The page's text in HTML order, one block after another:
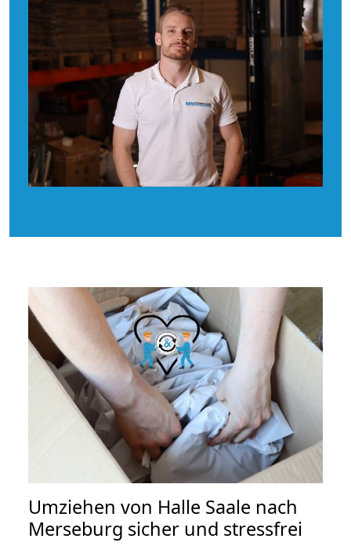
Umziehen von Halle Saale nach
Merseburg sicher und stressfrei